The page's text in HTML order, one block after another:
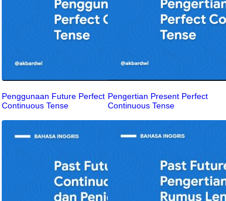
Penggunaan Future Perfect
Continuous Tense
Pengertian Present Perfect
Continuous Tense